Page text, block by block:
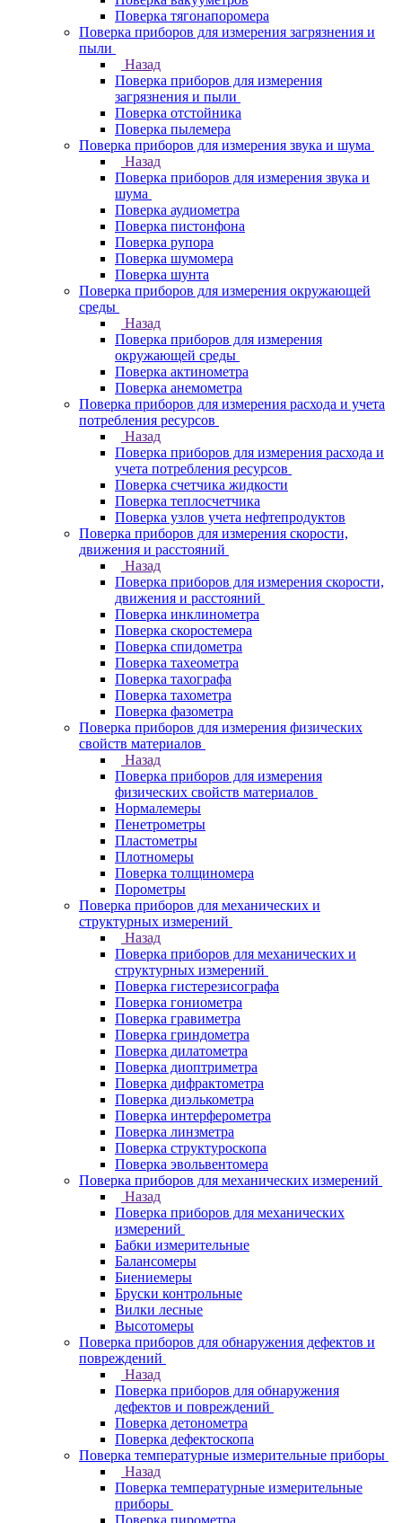
Поверка тягонапоромера
Поверка приборов для измерения загрязнения и
пыли
Назад
Поверка приборов для измерения
загрязнения и пыли
Поверка отстойника
Поверка пылемера
Поверка приборов для измерения звука и шума
Назад
Поверка приборов для измерения звука и
шума
Поверка аудиометра
Поверка пистонфона
Поверка рупора
Поверка шумомера
Поверка шунта
Поверка приборов для измерения окружающей
среды
Назад
Поверка приборов для измерения
окружающей среды
Поверка актинометра
Поверка анемометра
Поверка приборов для измерения расхода и учета
потребления ресурсов
Назад
Поверка приборов для измерения расхода и
учета потребления ресурсов
Поверка счетчика жидкости
Поверка теплосчетчика
Поверка узлов учета нефтепродуктов
Поверка приборов для измерения скорости,
движения и расстояний
Назад
Поверка приборов для измерения скорости,
движения и расстояний
Поверка инклинометра
Поверка скоростемера
Поверка спидометра
Поверка тахеометра
Поверка тахографа
Поверка тахометра
Поверка фазометра
Поверка приборов для измерения физических
свойств материалов
Назад
Поверка приборов для измерения
физических свойств материалов
Нормалемеры
Пенетрометры
Пластометры
Плотномеры
Поверка толщиномера
Порометры
Поверка приборов для механических и
структурных измерений
Назад
Поверка приборов для механических и
структурных измерений
Поверка гистерезисографа
Поверка гониометра
Поверка гравиметра
Поверка гриндометра
Поверка дилатометра
Поверка диоптриметра
Поверка дифрактометра
Поверка диэлькометра
Поверка интерферометра
Поверка линзметра
Поверка структуроскопа
Поверка эвольвентомера
Поверка приборов для механических измерений
Назад
Поверка приборов для механических
измерений
Бабки измерительные
Балансомеры
Биениемеры
Бруски контрольные
Вилки лесные
Высотомеры
Поверка приборов для обнаружения дефектов и
повреждений
Назад
Поверка приборов для обнаружения
дефектов и повреждений
Поверка детонометра
Поверка дефектоскопа
Поверка температурные измерительные приборы
Назад
Поверка температурные измерительные
приборы
Поверка пирометра